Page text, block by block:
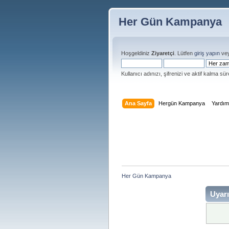
Her Gün Kampanya
Hoşgeldiniz Ziyaretçi . Lütfen giriş yapın
Kullanıcı adınızı, şifrenizi ve aktif kalma
Ana Sayfa Hergün Kampanya Yardım
Her Gün Kampanya